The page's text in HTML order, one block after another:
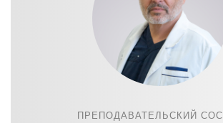
ПРЕПОДАВАТЕЛЬСКИЙ